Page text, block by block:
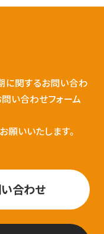
に関するお問い合わ
い合わせフォーム
いいたします。
合わせ